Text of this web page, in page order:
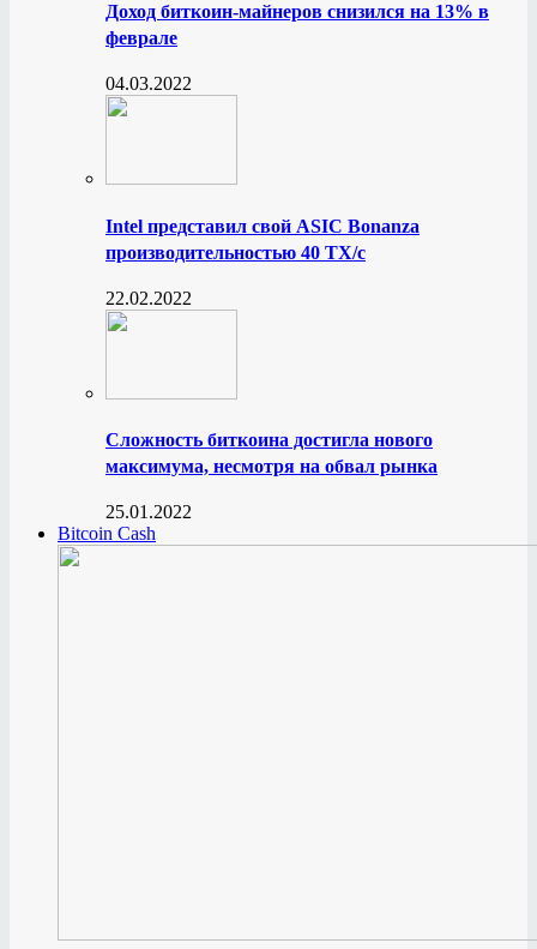
Доход биткоин-майнеров снизился на 13% в
феврале
04.03.2022
Intel представил свой ASIC Bonanza
производительностью 40 ТХ/с
22.02.2022
Сложность биткоина достигла нового
максимума, несмотря на обвал рынка
25.01.2022
Bitcoin Cash